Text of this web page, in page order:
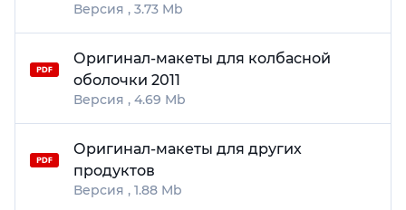
3.73 Mb
Оригинал-макеты для колбасной
оболочки 2011
4.69 Mb
Оригинал-макеты для других
продуктов
1.88 Mb